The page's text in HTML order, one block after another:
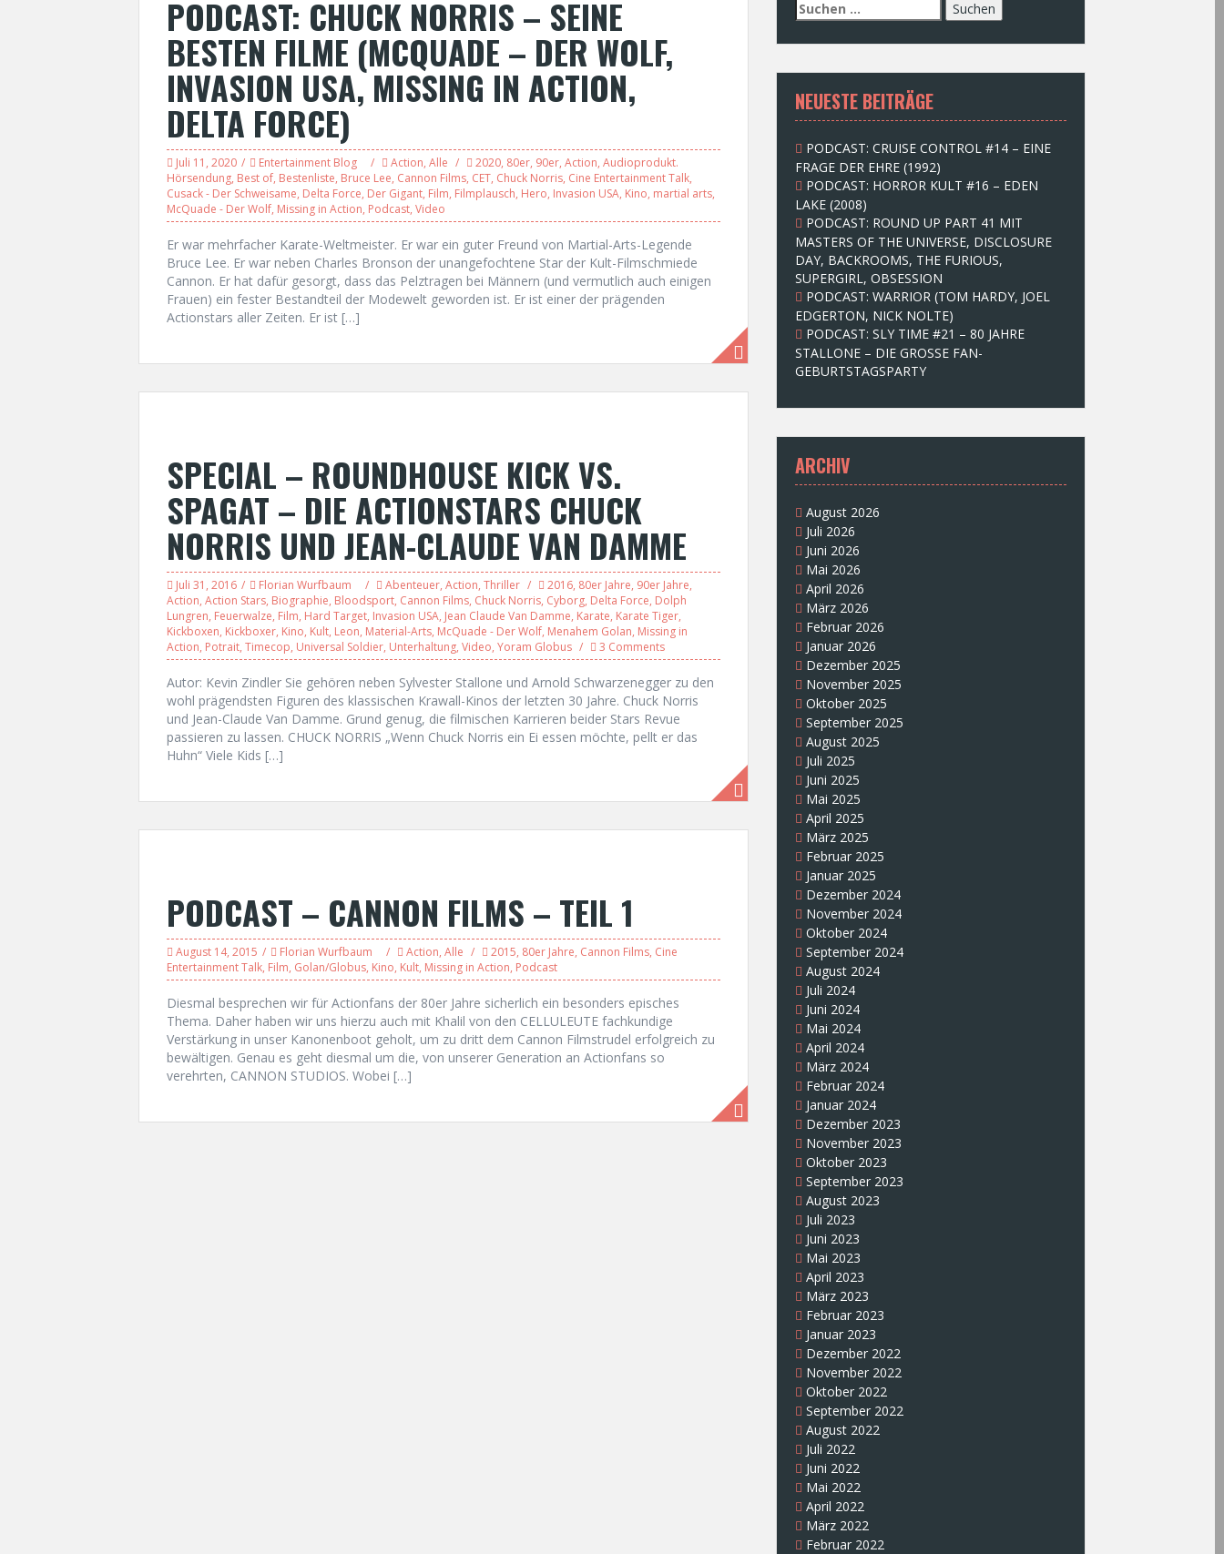
PODCAST: CHUCK NORRIS – SEINE
BESTEN FILME (MCQUADE – DER WOLF,
INVASION USA, MISSING IN ACTION,
DELTA FORCE)
Juli 11, 2020 Entertainment Blog Action, Alle 2020, 80er, 90er, Action, Audioprodukt.
Hörsendung, Best of, Bestenliste, Bruce Lee, Cannon Films, CET, Chuck Norris, Cine Entertainment Talk,
Cusack - Der Schweisame, Delta Force, Der Gigant, Film, Filmplausch, Hero, Invasion USA, Kino, martial arts,
McQuade - Der Wolf, Missing in Action, Podcast, Video
Er war mehrfacher Karate-Weltmeister. Er war ein guter Freund von Martial-Arts-Legende
Bruce Lee. Er war neben Charles Bronson der unangefochtene Star der Kult-Filmschmiede
Cannon. Er hat dafür gesorgt, dass das Pelztragen bei Männern (und vermutlich auch einigen
Frauen) ein fester Bestandteil der Modewelt geworden ist. Er ist einer der prägenden
Actionstars aller Zeiten. Er ist […]
SPECIAL – ROUNDHOUSE KICK VS.
SPAGAT – DIE ACTIONSTARS CHUCK
NORRIS UND JEAN-CLAUDE VAN DAMME
Juli 31, 2016 Florian Wurfbaum Abenteuer, Action, Thriller 2016, 80er Jahre, 90er Jahre,
Action, Action Stars, Biographie, Bloodsport, Cannon Films, Chuck Norris, Cyborg, Delta Force, Dolph
Lungren, Feuerwalze, Film, Hard Target, Invasion USA, Jean Claude Van Damme, Karate, Karate Tiger,
Kickboxen, Kickboxer, Kino, Kult, Leon, Material-Arts, McQuade - Der Wolf, Menahem Golan, Missing in
Action, Potrait, Timecop, Universal Soldier, Unterhaltung, Video, Yoram Globus 3 Comments
Autor: Kevin Zindler Sie gehören neben Sylvester Stallone und Arnold Schwarzenegger zu den
wohl prägendsten Figuren des klassischen Krawall-Kinos der letzten 30 Jahre. Chuck Norris
und Jean-Claude Van Damme. Grund genug, die filmischen Karrieren beider Stars Revue
passieren zu lassen. CHUCK NORRIS „Wenn Chuck Norris ein Ei essen möchte, pellt er das
Huhn“ Viele Kids […]
PODCAST – CANNON FILMS – TEIL 1
August 14, 2015 Florian Wurfbaum Action, Alle 2015, 80er Jahre, Cannon Films, Cine
Entertainment Talk, Film, Golan/Globus, Kino, Kult, Missing in Action, Podcast
Diesmal besprechen wir für Actionfans der 80er Jahre sicherlich ein besonders episches
Thema. Daher haben wir uns hierzu auch mit Khalil von den CELLULEUTE fachkundige
Verstärkung in unser Kanonenboot geholt, um zu dritt dem Cannon Filmstrudel erfolgreich zu
bewältigen. Genau es geht diesmal um die, von unserer Generation an Actionfans so
verehrten, CANNON STUDIOS. Wobei […]
S
u
c
e
n
n
c
h
:
NEUESTE BEITRÄGE
PODCAST: CRUISE CONTROL #14 – EINE
FRAGE DER EHRE (1992)
PODCAST: HORROR KULT #16 – EDEN
LAKE (2008)
PODCAST: ROUND UP PART 41 MIT
MASTERS OF THE UNIVERSE, DISCLOSURE
DAY, BACKROOMS, THE FURIOUS,
SUPERGIRL, OBSESSION
PODCAST: WARRIOR (TOM HARDY, JOEL
EDGERTON, NICK NOLTE)
PODCAST: SLY TIME #21 – 80 JAHRE
STALLONE – DIE GROSSE FAN-
GEBURTSTAGSPARTY
ARCHIV
August 2026
Juli 2026
Juni 2026
Mai 2026
April 2026
März 2026
Februar 2026
Januar 2026
Dezember 2025
November 2025
Oktober 2025
September 2025
August 2025
Juli 2025
Juni 2025
Mai 2025
April 2025
März 2025
Februar 2025
Januar 2025
Dezember 2024
November 2024
Oktober 2024
September 2024
August 2024
Juli 2024
Juni 2024
Mai 2024
April 2024
März 2024
Februar 2024
Januar 2024
Dezember 2023
November 2023
Oktober 2023
September 2023
August 2023
Juli 2023
Juni 2023
Mai 2023
April 2023
März 2023
Februar 2023
Januar 2023
Dezember 2022
November 2022
Oktober 2022
September 2022
August 2022
Juli 2022
Juni 2022
Mai 2022
April 2022
März 2022
Februar 2022